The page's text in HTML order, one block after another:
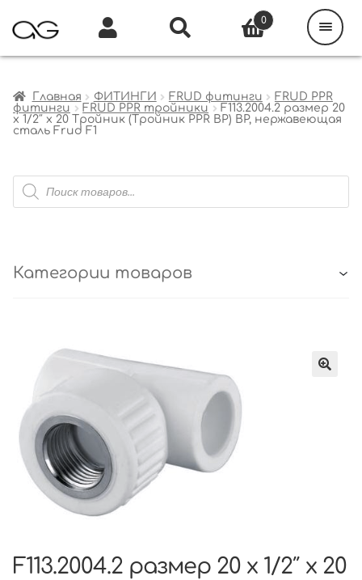
Главная ФИТИНГИ FRUD фитинги
FRUD PPR
фитинги
FRUD PPR тройники
F113.2004.2 размер 20
x 1/2″ x 20 Тройник (Тройник PPR ВР) ВР, нержавеющая
сталь Frud F1
Поиск
товаров
Категории товаров
F113.2004.2 размер 20 x 1/2″ x 20
0